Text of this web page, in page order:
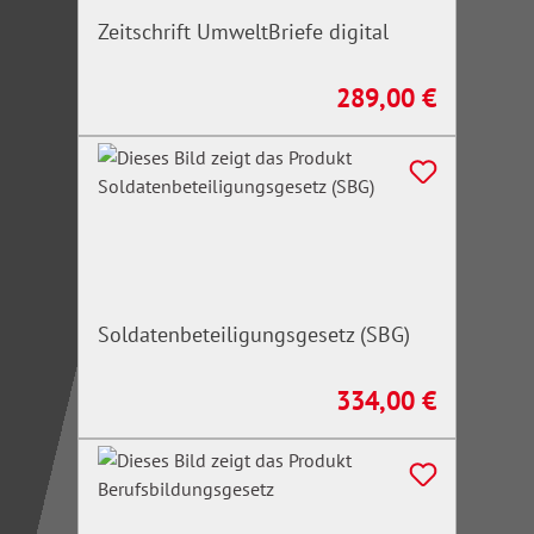
Zeitschrift UmweltBriefe digital
Regulärer Preis:
289,00 €
Soldatenbeteiligungsgesetz (SBG)
Regulärer Preis:
334,00 €